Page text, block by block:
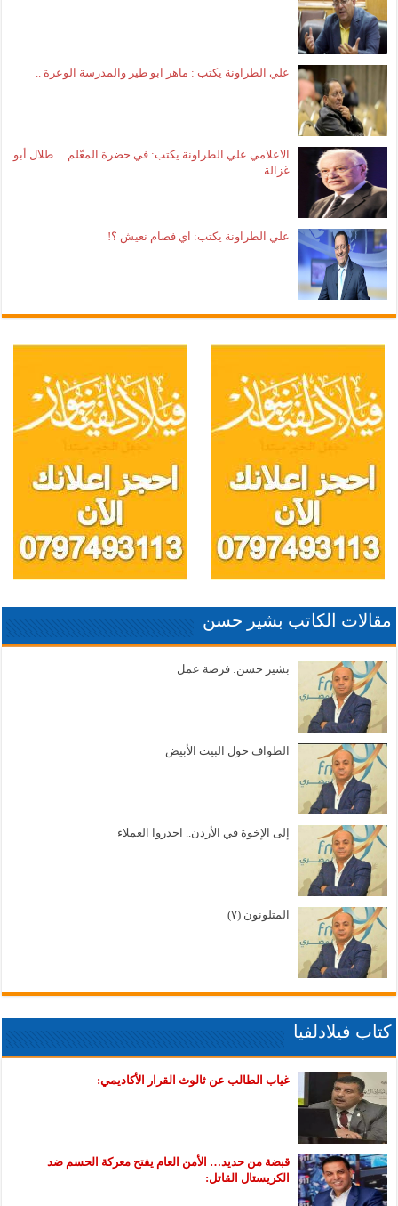
علي الطراونة يكتب : ماهر ابو طير والمدرسة الوعرة ..
الاعلامي علي الطراونة يكتب: في حضرة المعّلم… طلال أبو
غزالة
علي الطراونة يكتب: اي فصام نعيش ؟!
مقالات الكاتب بشير حسن
بشير حسن: فرصة عمل
الطواف حول البيت الأبيض
إلى الإخوة في الأردن.. احذروا العملاء
المتلونون (٧)
كتاب فيلادلفيا
غياب الطالب عن ثالوث القرار الأكاديمي:
قبضة من حديد… الأمن العام يفتح معركة الحسم ضد
الكريستال القاتل: